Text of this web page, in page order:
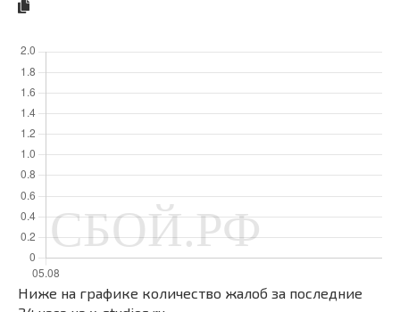
Ниже на графике количество жалоб за последние